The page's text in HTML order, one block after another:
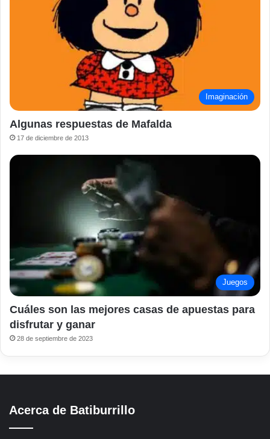
Imaginación
Algunas respuestas de Mafalda
17 de diciembre de 2013
Juegos
Cuáles son las mejores casas de apuestas para
disfrutar y ganar
28 de septiembre de 2023
Acerca de Batiburrillo